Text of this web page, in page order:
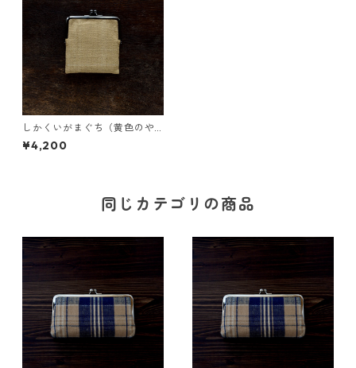
しかくいがまぐち（黄色のや
しゃぶし）
¥4,200
同じカテゴリの商品